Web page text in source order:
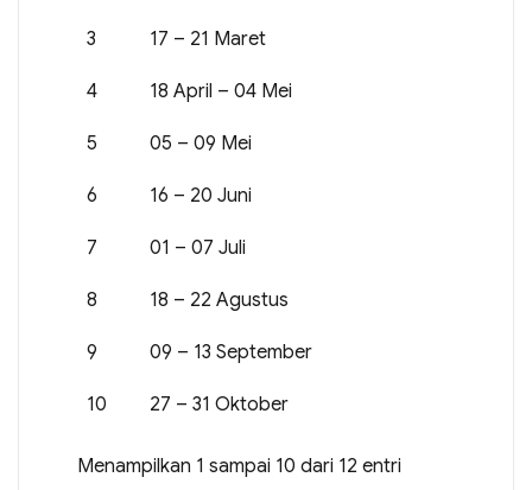
3 17 – 21 Maret
4 18 April – 04 Mei
5 05 – 09 Mei
6 16 – 20 Juni
7 01 – 07 Juli
8 18 – 22 Agustus
9 09 – 13 September
10 27 – 31 Oktober
Menampilkan 1 sampai 10 dari 12 entri